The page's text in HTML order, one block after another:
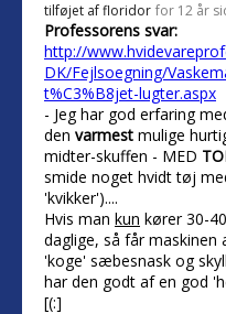
tilføjet affloridor for 12 år
Professorens svar:
http://
DK/Fejlsoegning/
t%C3%B8jet-lugter.aspx
- Jeg har god erfaring
den varmest mulige
midter-skuffen - MED
smide noget hvidt tøj
'kvikker')....
Hvis man kun kører 30-
daglige, så får
'koge' sæbesnask og
har den godt af en god
[(:]